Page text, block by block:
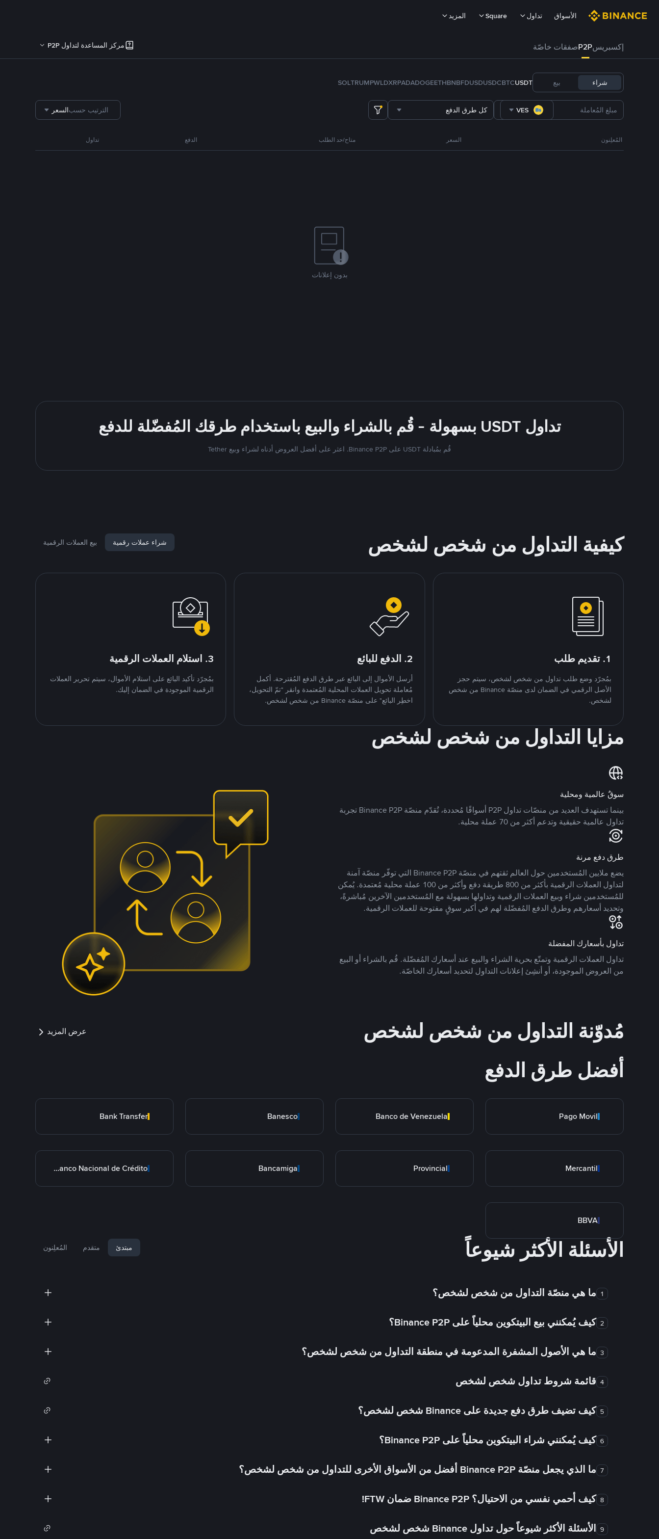
الأسواق تداول Square المزيد
إكسبريسP2Pصفقات خاصّة مركز المساعدة لتداول P2P
شراء بيع USDT
BTC
USDC
FDUSD
BNB
ETH
DOGE
ADA
XRP
WLD
TRUMP
SOL
VES كل طرق الدفع الترتيب حسبالسعر
المُعلِنون السعر متاح/حد الطلب الدفع تداول
بدون إعلانات
تداول USDT بسهولة - قُم بالشراء والبيع باستخدام طرقك المُفضّلة للدفع
قُم بمُبادلة USDT على Binance P2P. اعثر على أفضل العروض أدناه لشراء وبيع Tether
كيفية التداول من شخص لشخص شراء عملات رقمية بيع العملات الرقمية
1. تقديم طلب
بمُجرّد وضع طلب تداول من شخص لشخص، سيتم حجز
الأصل الرقمي في الضمان لدى منصّة Binance من شخص
لشخص.
2. الدفع للبائع
أرسل الأموال إلى البائع عبر طرق الدفع المُقترحة. أكمل
مُعاملة تحويل العملات المحلية المُعتمدة وانقر "تمّ التحويل،
اخطِر البائع" على منصّة Binance من شخص لشخص.
3. استلام العملات الرقمية
بمُجرّد تأكيد البائع على استلام الأموال، سيتم تحرير العملات
الرقمية الموجودة في الضمان إليك.
مزايا التداول من شخص لشخص
سوقٌ عالمية ومحلية
بينما تستهدف العديد من منصّات تداول P2P أسواقًا مُحددة، تُقدّم منصّة Binance P2P تجربة
تداول عالمية حقيقية وتدعم أكثر من 70 عملة محلية.
طرق دفع مرنة
يضع ملايين المُستخدمين حول العالم ثقتهم في منصّة Binance P2P التي توفّر منصّة آمنة
لتداول العملات الرقمية بأكثر من 800 طريقة دفع وأكثر من 100 عملة محلية مُعتمدة. يُمكن
للمُستخدمين شراء وبيع العملات الرقمية وتداولها بسهولة مع المُستخدمين الآخرين مُباشرةً،
وتحديد أسعارهم وطرق الدفع المُفضّلة لهم في أكبر سوقٍ مفتوحة للعملات الرقمية.
تداول بأسعارك المفضلة
تداول العملات الرقمية وتمتّع بحرية الشراء والبيع عند أسعارك المُفضّلة. قُم بالشراء أو البيع
من العروض الموجودة، أو أنشِئ إعلانات التداول لتحديد أسعارك الخاصّة.
مُدوّنة التداول من شخص لشخص عرض المزيد
أفضل طرق الدفع
Pago Movil
Banco de Venezuela
Banesco
Bank Transfer
Mercantil
Provincial
Bancamiga
BNC Banco Nacional de Crédito
BBVA
الأسئلة الأكثر شيوعاً مبتدئ متقدم المُعلِنون
1 ما هي منصّة التداول من شخص لشخص؟
2 كيف يُمكنني بيع البيتكوين محلياً على Binance P2P؟
3 ما هي الأصول المشفرة المدعومة في منطقة التداول من شخص لشخص؟
4 قائمة شروط تداول شخص لشخص
5 كيف تضيف طرق دفع جديدة على Binance شخص لشخص؟
6 كيف يُمكنني شراء البيتكوين محلياً على Binance P2P؟
7 ما الذي يجعل منصّة Binance P2P أفضل من الأسواق الأخرى للتداول من شخص لشخص؟
8 كيف أحمي نفسي من الاحتيال؟ Binance P2P ضمان FTW!
9 الأسئلة الأكثر شيوعاً حول تداول Binance شخص لشخص